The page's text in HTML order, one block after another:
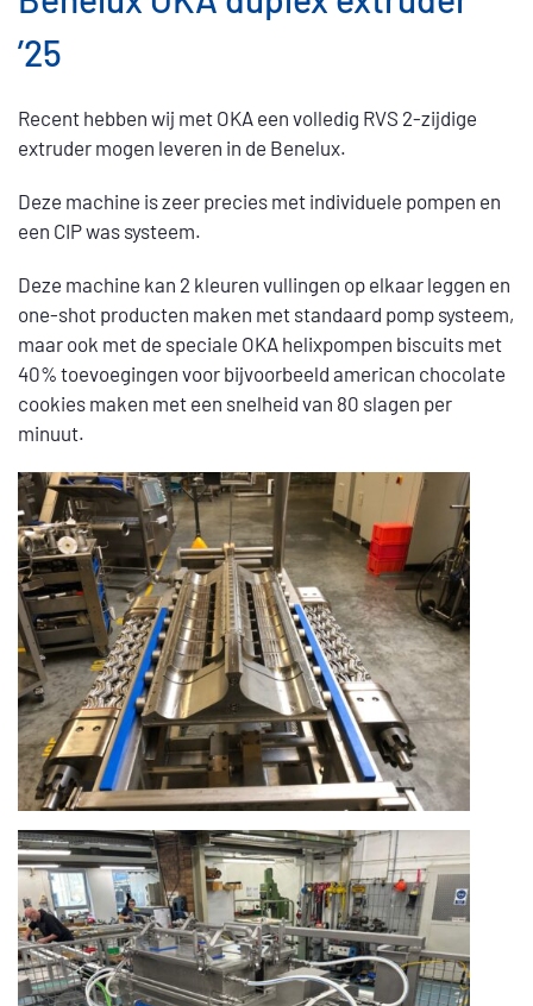
beschikbaar en spares
’25
Recent hebben wij met OKA een volledig RVS 2-zijdige
extruder mogen leveren in de Benelux.
Deze machine is zeer precies met individuele pompen en
een CIP was systeem.
Deze machine kan 2 kleuren vullingen op elkaar leggen en
one-shot producten maken met standaard pomp systeem,
maar ook met de speciale OKA helixpompen biscuits met
40% toevoegingen voor bijvoorbeeld american chocolate
cookies maken met een snelheid van 80 slagen per
minuut.